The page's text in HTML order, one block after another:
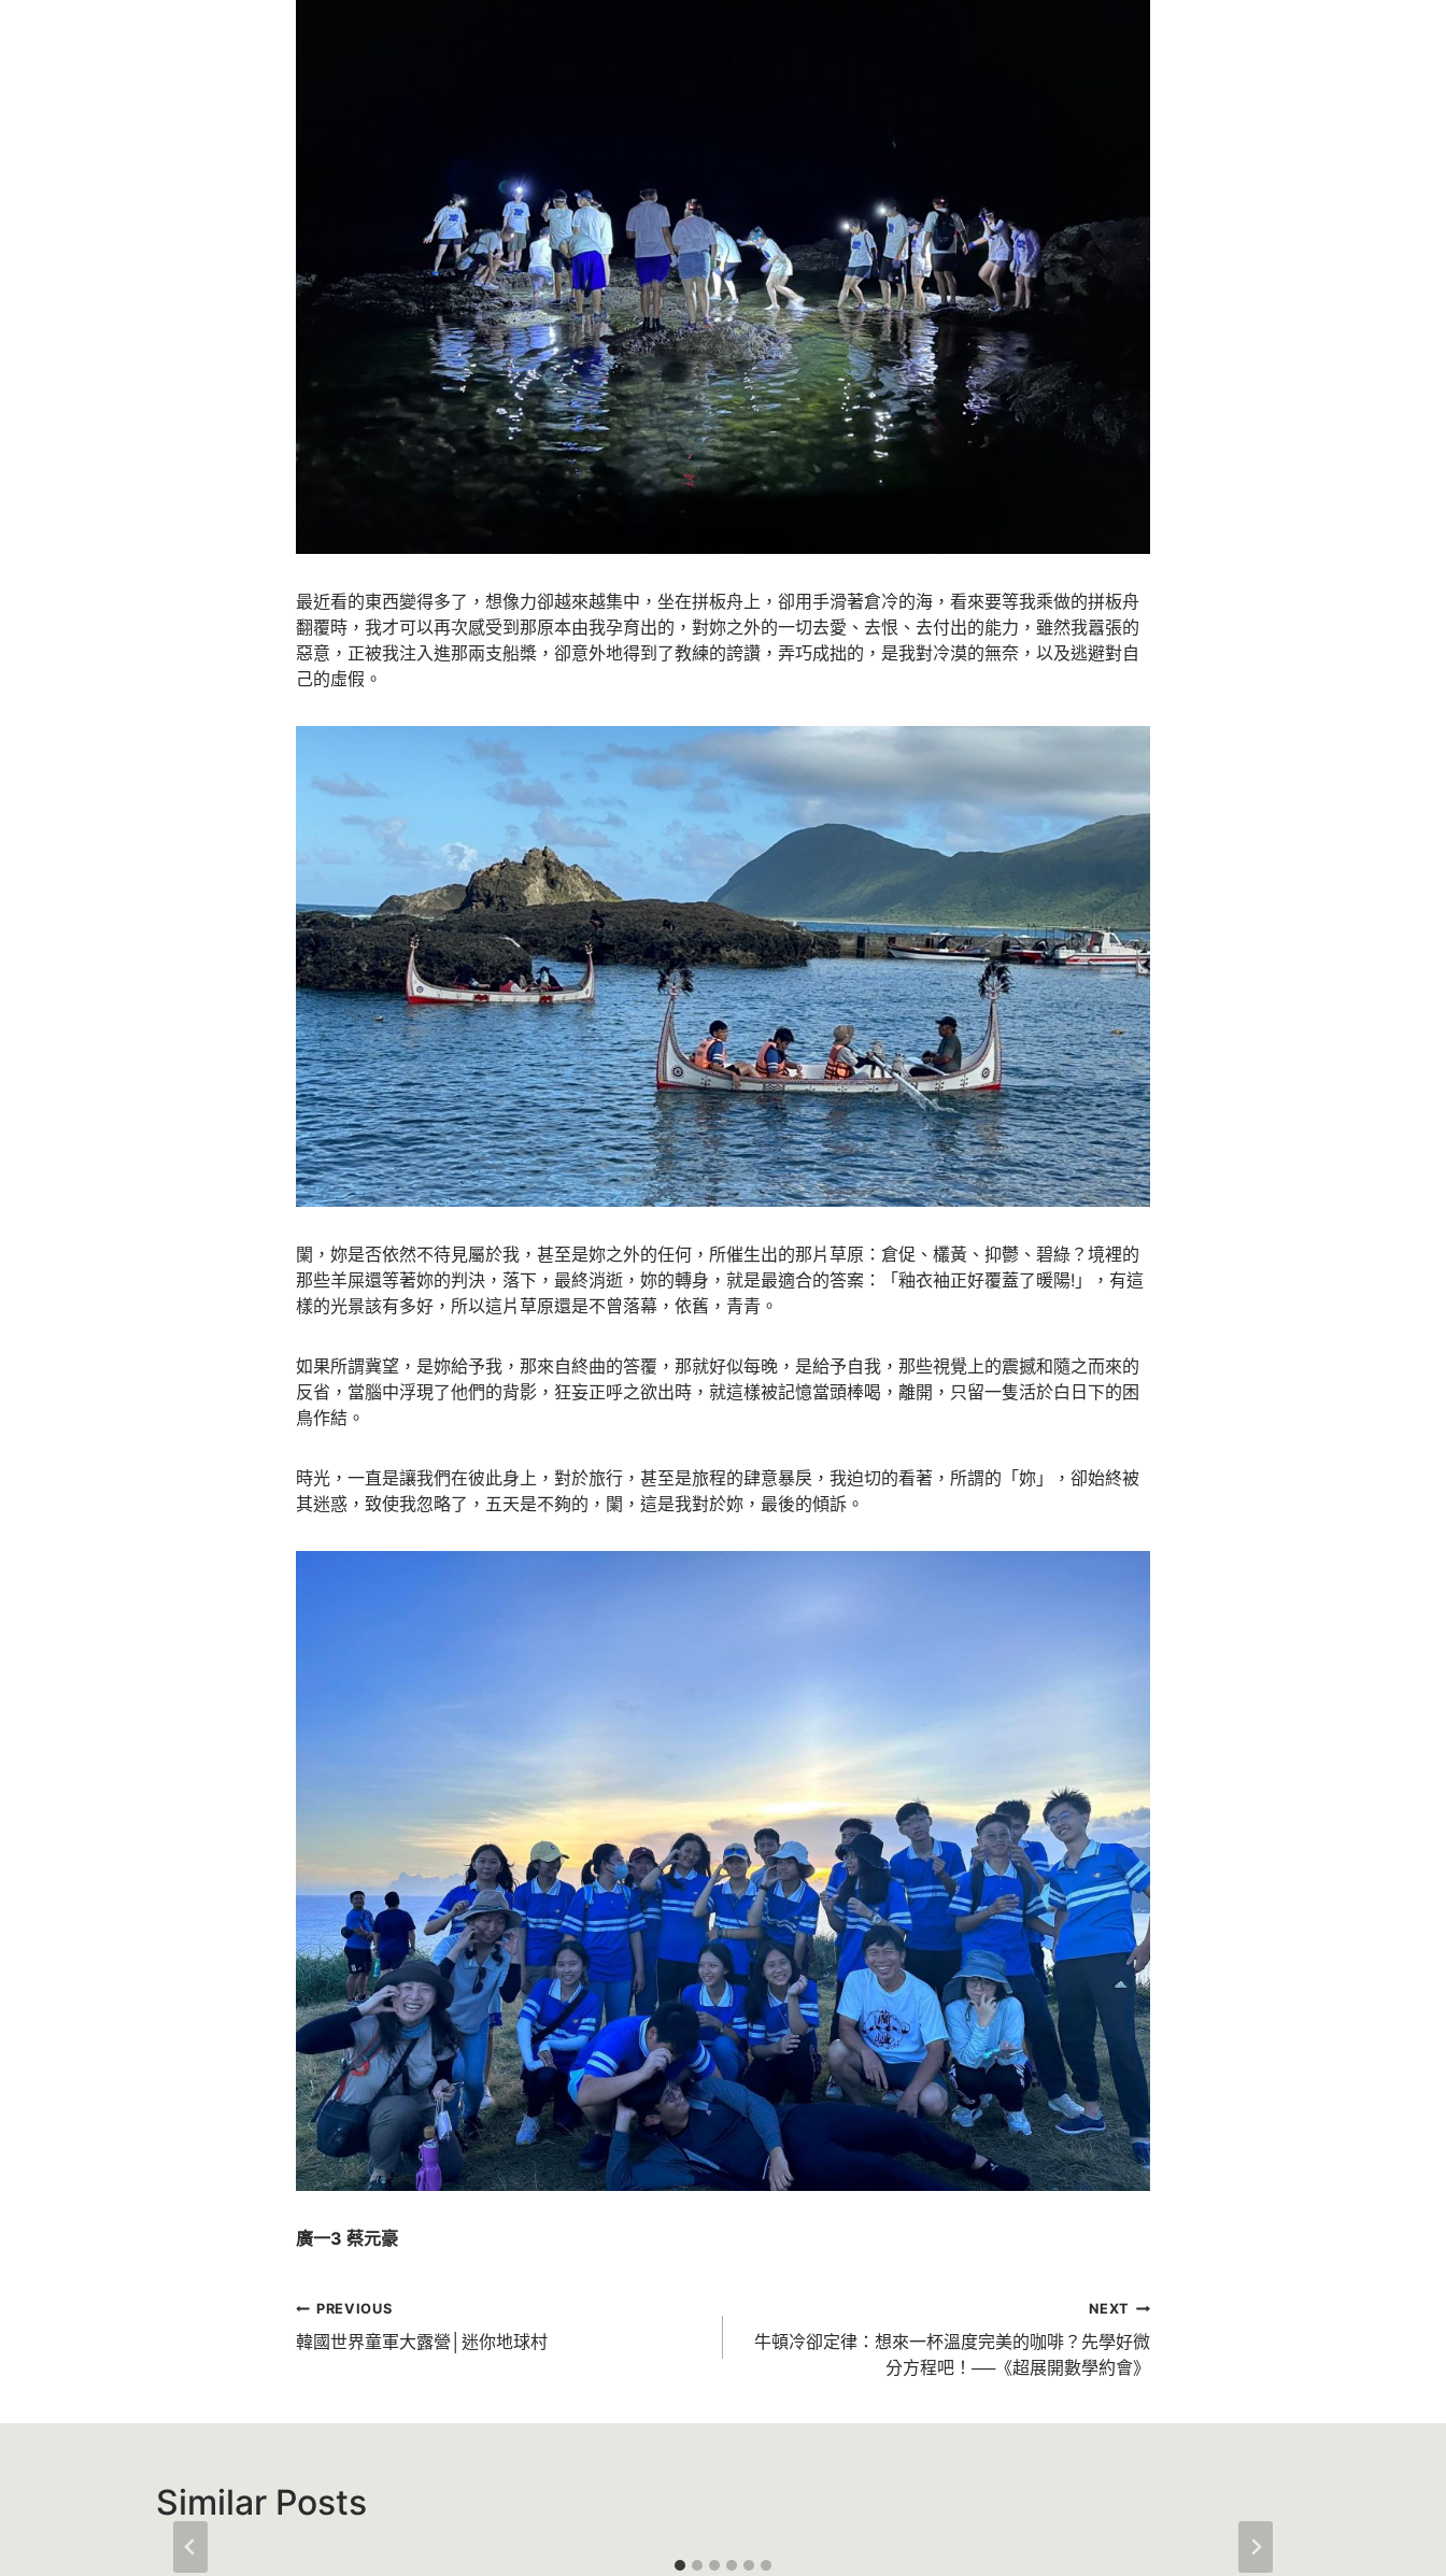
最近看的東西變得多了，想像力卻越來越集中，坐在拼板舟上，卻用手滑著倉冷的海，看來要等我乘做的拼板舟
翻覆時，我才可以再次感受到那原本由我孕育出的，對妳之外的一切去愛、去恨、去付出的能力，雖然我囂張的
惡意，正被我注入進那兩支船槳，卻意外地得到了教練的誇讚，弄巧成拙的，是我對冷漠的無奈，以及逃避對自
己的虛假。
闌，妳是否依然不待見屬於我，甚至是妳之外的任何，所催生出的那片草原：倉促、欉黃、抑鬱、碧綠？境裡的
那些羊屎還等著妳的判決，落下，最終消逝，妳的轉身，就是最適合的答案：「釉衣袖正好覆蓋了暖陽!」，有這
樣的光景該有多好，所以這片草原還是不曾落幕，依舊，青青。
如果所謂冀望，是妳給予我，那來自終曲的答覆，那就好似每晚，是給予自我，那些視覺上的震撼和隨之而來的
反省，當腦中浮現了他們的背影，狂妄正呼之欲出時，就這樣被記憶當頭棒喝，離開，只留一隻活於白日下的困
鳥作結。
時光，一直是讓我們在彼此身上，對於旅行，甚至是旅程的肆意暴戾，我迫切的看著，所謂的「妳」，卻始終被
其迷惑，致使我忽略了，五天是不夠的，闌，這是我對於妳，最後的傾訴。
廣一3 蔡元豪
文
章
覽
PREVIOUS
韓國世界童軍大露營│迷你地球村
NEXT
牛頓冷卻定律：想來一杯溫度完美的咖啡？先學好微
分方程吧！──《超展開數學約會》
Similar Posts